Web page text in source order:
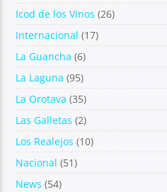
Icod de los Vinos (26)
Internacional (17)
La Guancha (6)
La Laguna (95)
La Orotava (35)
Las Galletas (2)
Los Realejos (10)
Nacional (51)
News (54)